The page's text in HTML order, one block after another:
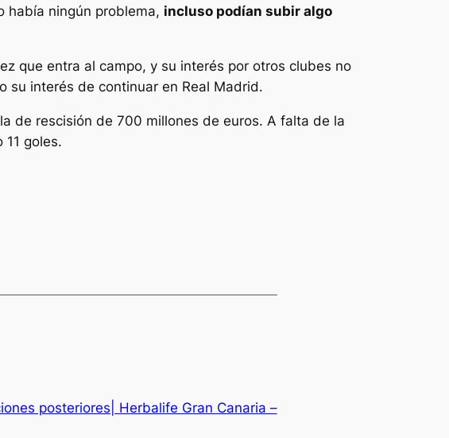
había ningún problema, incluso podían subir algo
que entra al campo, y su interés por otros clubes no
su interés de continuar en Real Madrid.
de rescisión de 700 millones de euros. A falta de la
goles.
posteriores| Herbalife Gran Canaria –